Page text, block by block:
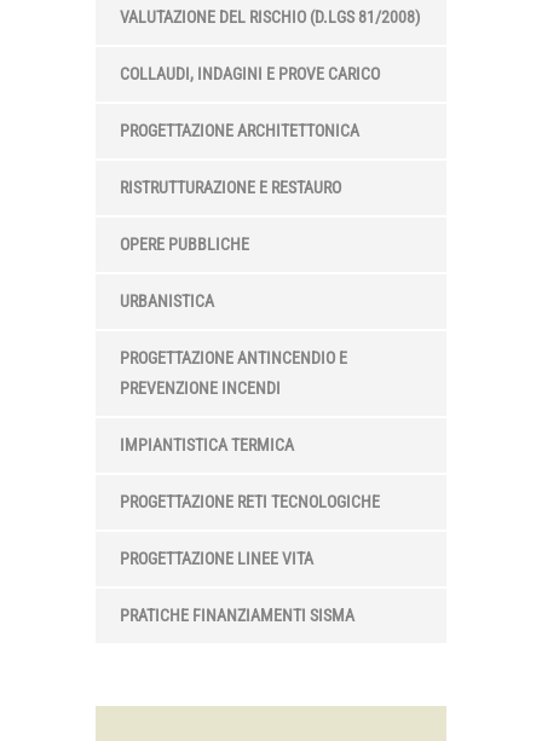
VALUTAZIONE DEL RISCHIO (D.LGS 81/2008)
COLLAUDI, INDAGINI E PROVE CARICO
PROGETTAZIONE ARCHITETTONICA
RISTRUTTURAZIONE E RESTAURO
OPERE PUBBLICHE
URBANISTICA
PROGETTAZIONE ANTINCENDIO E
PREVENZIONE INCENDI
IMPIANTISTICA TERMICA
PROGETTAZIONE RETI TECNOLOGICHE
PROGETTAZIONE LINEE VITA
PRATICHE FINANZIAMENTI SISMA